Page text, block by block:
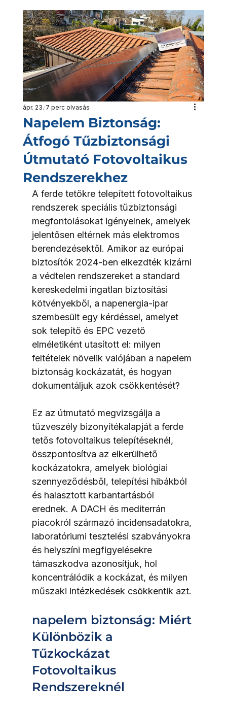
Napelem Biztonság:
Átfogó Tűzbiztonsági
Útmutató Fotovoltaikus
Rendszerekhez
ápr. 23. 7 perc olvasás
A ferde tetőkre telepített fotovoltaikus
rendszerek speciális tűzbiztonsági
megfontolásokat igényelnek, amelyek
jelentősen eltérnek más elektromos
berendezésektől. Amikor az európai
biztosítók 2024-ben elkezdték kizárni
a védtelen rendszereket a standard
kereskedelmi ingatlan biztosítási
kötvényekből, a napenergia-ipar
szembesült egy kérdéssel, amelyet
sok telepítő és EPC vezető
elméletiként utasított el: milyen
feltételek növelik valójában a napelem
biztonság kockázatát, és hogyan
dokumentáljuk azok csökkentését?
Ez az útmutató megvizsgálja a
tűzveszély bizonyítékalapját a ferde
tetős fotovoltaikus telepítéseknél,
összpontosítva az elkerülhető
kockázatokra, amelyek biológiai
szennyeződésből, telepítési hibákból
és halasztott karbantartásból
erednek. A DACH és mediterrán
piacokról származó incidensadatokra,
laboratóriumi tesztelési szabványokra
és helyszíni megfigyelésekre
támaszkodva azonosítjuk, hol
koncentrálódik a kockázat, és milyen
műszaki intézkedések csökkentik azt.
napelem biztonság: Miért
Különbözik a
Tűzkockázat
Fotovoltaikus
Rendszereknél